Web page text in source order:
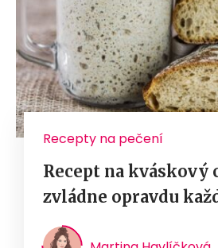
Recepty na pečení
Recept na kváskový
zvládne opravdu